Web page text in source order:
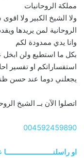
مملكة الروحانيات
ولا الشيخ الكبير ولا
الروحانية لمن يريدها
وانا يدي ممدودة لكم
بكل ما استطيع ولن
استفساراتكم او تفسير
يجعلني دوما عند حسن
اتصلوا الآن بــ الشيخ
004592459890
او